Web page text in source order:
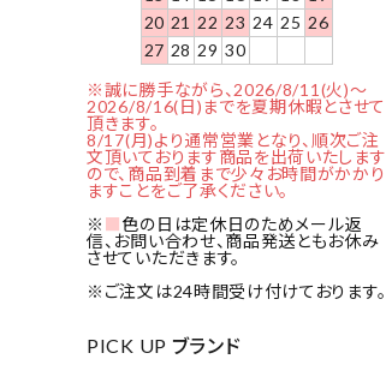
20 21 22 23 24 25 26
27 28 29 30
※誠に勝手ながら、2026/8/11(火)～
2026/8/16(日)までを夏期休暇とさせて
頂きます。
8/17(月)より通常営業となり、順次ご注
文頂いております商品を出荷いたします
ので、商品到着まで少々お時間がかかり
ますことをご了承ください。
※ ■色の日は定休日のためメール返
信、お問い合わせ、商品発送ともお休み
させていただきます。
※ご注文は24時間受け付けております。
PICK UP ブランド